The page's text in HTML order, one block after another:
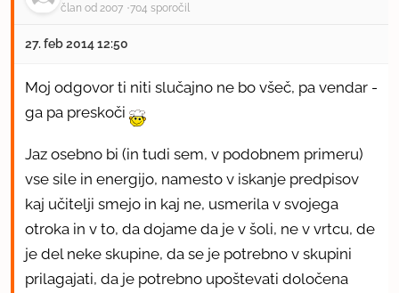
član od 2007 704 sporočil
27. feb 2014 12:50
Moj odgovor ti niti slučajno ne bo všeč, pa vendar -
ga pa preskoči
Jaz osebno bi (in tudi sem, v podobnem primeru)
vse sile in energijo, namesto v iskanje predpisov
kaj učitelji smejo in kaj ne, usmerila v svojega
otroka in v to, da dojame da je v šoli, ne v vrtcu, de
je del neke skupine, da se je potrebno v skupini
prilagajati, da je potrebno upoštevati določena